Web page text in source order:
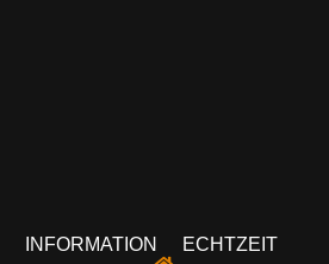
INFORMATION ECHTZEIT